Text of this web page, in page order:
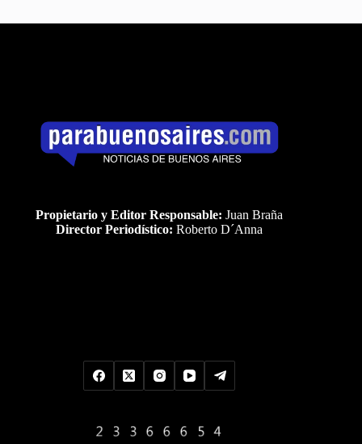
Propietario y Editor Responsable: Juan Braña
Director Periodístico: Roberto D´Anna